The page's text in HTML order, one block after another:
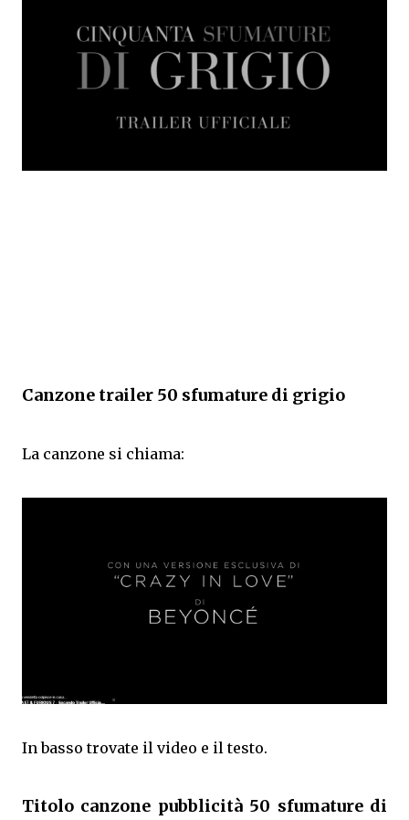
Canzone trailer 50 sfumature di grigio
La canzone si chiama:
In basso trovate il video e il testo.
Titolo canzone pubblicità 50 sfumature di